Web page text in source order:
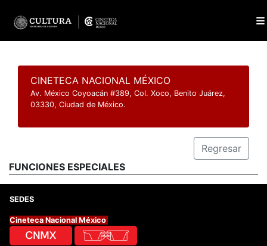
CINETECA NACIONAL MÉXICO
Av. México Coyoacán #389, Col. Xoco, Benito Juárez,
03330, Ciudad de México.
Regresar
FUNCIONES ESPECIALES
SEDES
Cineteca Nacional México